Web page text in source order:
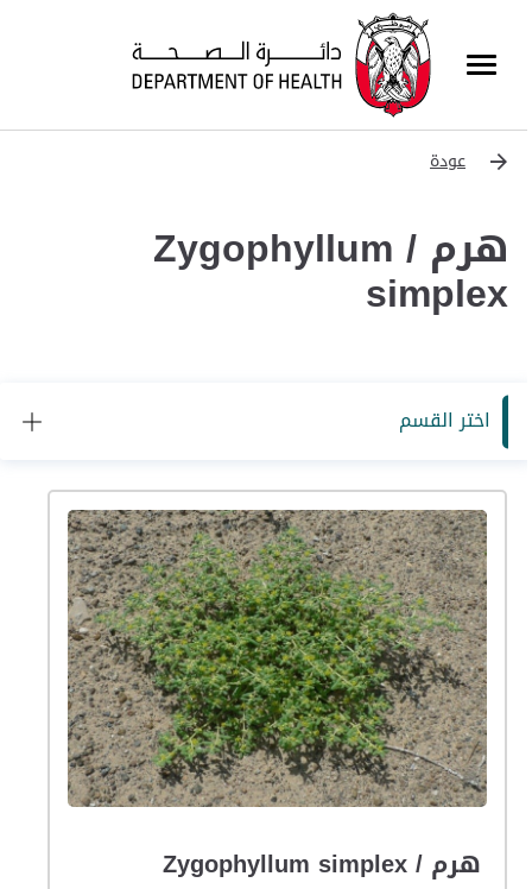
عودة
هرم / Zygophyllum
simplex
اختر القسم
هرم / Zygophyllum simplex